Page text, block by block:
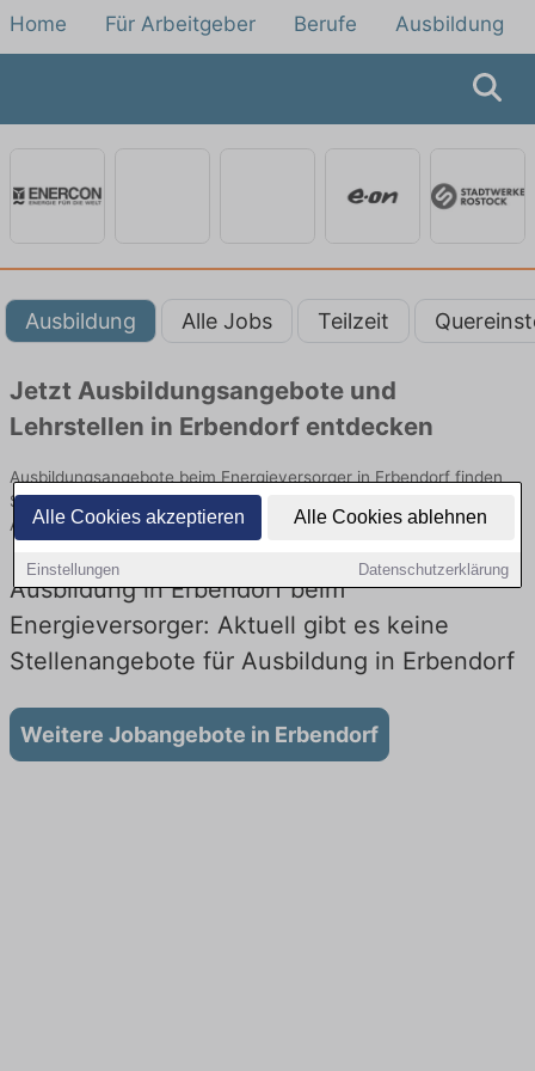
Alle Cookies akzeptieren Alle Cookies ablehnen
Einstellungen Datenschutzerklärung
Home Für Arbeitgeber Berufe Ausbildung
Ausbildung Alle Jobs Teilzeit
Jetzt Ausbildungsangebote und
Lehrstellen in Erbendorf entdecken
Ausbildungsangebote beim Energieversorger in Erbendorf finden
Sie von namhaften Firmen. Entdecken Sie freie Optionen von Top-
Arbeitgebern und bewerben Sie sich noch heute.
Ausbildung in Erbendorf beim
Energieversorger: Aktuell gibt es keine
Stellenangebote für Ausbildung in Erbendorf
Weitere Jobangebote in Erbendorf